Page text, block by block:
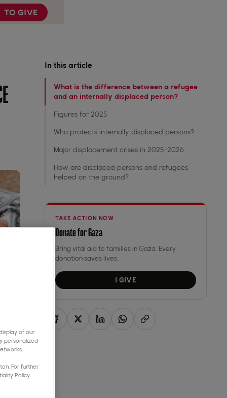
TO GIVE
In this article
What is the difference between a refugee
and an internally displaced person?
Figures for 2025
Who protects internally displaced persons?
Major displacement crises in 2025-2026
How are displaced persons and refugees
helped on the ground?
TAKE ACTION NOW
Donate for Gaza
Bring vital aid to families in Gaza. Every
donation saves lives.
I GIVE
of our
personalized
For further
Policy.